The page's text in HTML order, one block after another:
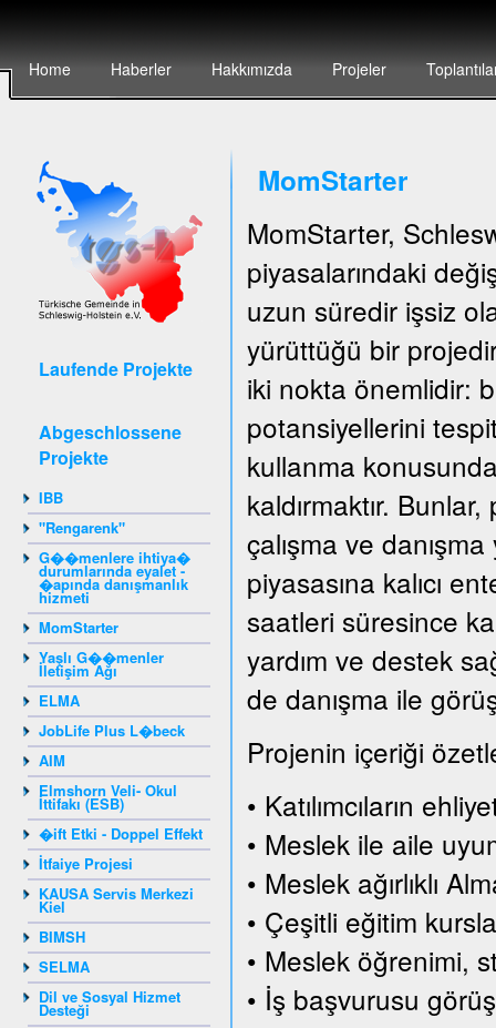
Home Haberler Hakkımızda Projeler
Laufende Projekte
Abgeschlossene
Projekte
IBB
"Rengarenk"
G��menlere ihtiya�
durumlarında eyalet -
�apında danışmanlık
hizmeti
MomStarter
Yaşlı G��menler
İletişim Ağı
ELMA
JobLife Plus L�beck
AIM
Elmshorn Veli- Okul
İttifakı (ESB)
�ift Etki - Doppel Effekt
İtfaiye Projesi
KAUSA Servis Merkezi
Kiel
BIMSH
SELMA
Dil ve Sosyal Hizmet
Desteği
MomStarter
MomStarter,
piyasalarındaki
uzun süredir işsiz
yürüttüğü bir
iki nokta önemlidir:
potansiyellerini
kullanma
kaldırmaktır.
çalışma ve
piyasasına kalıcı
saatleri süresince
yardım ve destek
de danışma ile
Projenin içeriği
• Katılımcıların
• Meslek ile aile
• Meslek ağırlıklı
• Çeşitli eğitim
• Meslek öğrenimi,
• İş başvurusu